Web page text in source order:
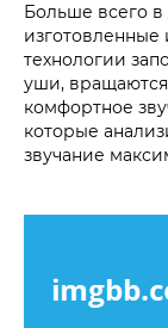
Больше всего
изготовленные
технологии
уши,
комфортное
которые
звучание